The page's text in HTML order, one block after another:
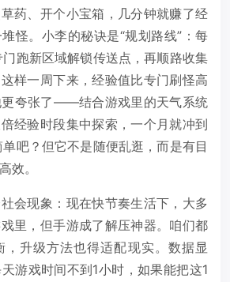
药、开个小宝箱，几分钟就赚了经
怪。小李的秘诀是“规划路线”：每
跑新区域解锁传送点，再顺路收集
样一周下来，经验值比专门刷怪高
更夸张了——结合游戏里的天气系统
经验时段集中探索，一个月就冲到
吧？但它不是随便乱逛，而是有目
效。
会现象：现在快节奏生活下，大多
里，但手游成了解压神器。咱们都
，升级方法也得适配现实。数据显
游戏时间不到1小时，如果能把这1